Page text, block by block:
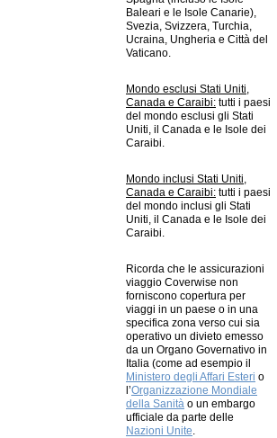
Baleari e le Isole Canarie),
Svezia, Svizzera, Turchia,
Ucraina, Ungheria e Città del
Vaticano.
Mondo esclusi Stati Uniti,
Canada e Caraibi: tutti i paesi
del mondo esclusi gli Stati
Uniti, il Canada e le Isole dei
Caraibi.
Mondo inclusi Stati Uniti,
Canada e Caraibi: tutti i paesi
del mondo inclusi gli Stati
Uniti, il Canada e le Isole dei
Caraibi.
Ricorda che le assicurazioni
viaggio Coverwise non
forniscono copertura per
viaggi in un paese o in una
specifica zona verso cui sia
operativo un divieto emesso
da un Organo Governativo in
Italia (come ad esempio il
Ministero degli Affari Esteri o
l’Organizzazione Mondiale
della Sanità o un embargo
ufficiale da parte delle
Nazioni Unite.